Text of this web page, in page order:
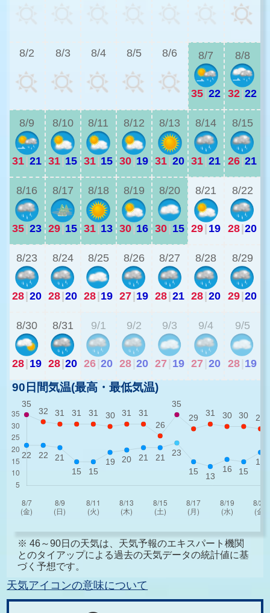
8/2 8/3 8/4 8/5 8/6 8/7
35|22
8/8
32|22
8/9
31|21
8/10
31|15
8/11
31|15
8/12
30|19
8/13
31|20
8/14
31|21
8/15
26|21
8/16
35|23
8/17
29|15
8/18
31|13
8/19
30|16
8/20
30| 15
8/21
29| 19
8/22
28|20
8/23
28|20
8/24
28|20
8/25
28|19
8/26
27|19
8/27
28|21
8/28
28|20
8/29
29|20
8/30
28| 19
8/31
28|20
9/1
26 20
9/2
28 20
9/3
27 19
9/4
27 20
9/5
28 19
90日間気温(最高・最低気温)
※ 46～90日の天気は、天気予報のエキスパート機関
とのタイアップによる過去の天気データの統計値に基
づく予想です。
天気アイコンの意味について